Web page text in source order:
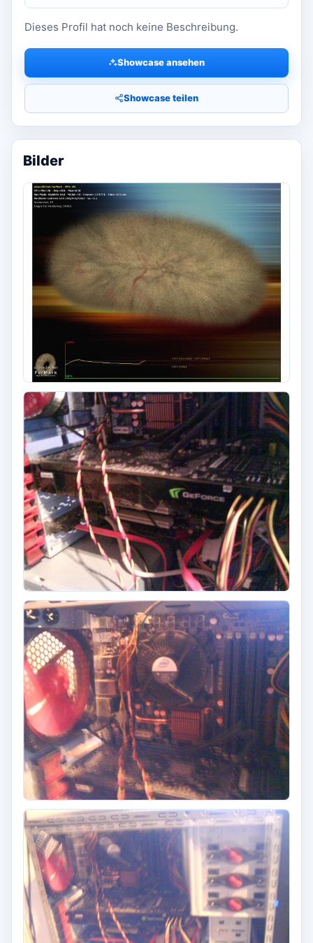
Dieses Profil hat noch keine Beschreibung.
Showcase ansehen
Showcase teilen
Bilder